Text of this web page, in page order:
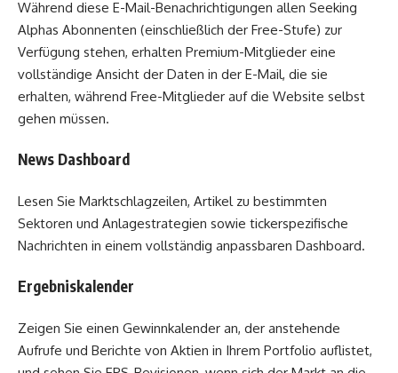
Während diese E-Mail-Benachrichtigungen allen Seeking
Alphas Abonnenten (einschließlich der Free-Stufe) zur
Verfügung stehen, erhalten Premium-Mitglieder eine
vollständige Ansicht der Daten in der E-Mail, die sie
erhalten, während Free-Mitglieder auf die Website selbst
gehen müssen.
News Dashboard
Lesen Sie Marktschlagzeilen, Artikel zu bestimmten
Sektoren und Anlagestrategien sowie tickerspezifische
Nachrichten in einem vollständig anpassbaren Dashboard.
Ergebniskalender
Zeigen Sie einen Gewinnkalender an, der anstehende
Aufrufe und Berichte von Aktien in Ihrem Portfolio auflistet,